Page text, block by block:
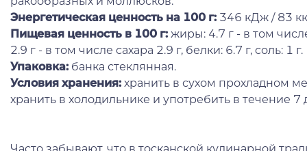
Энергетическая ценность на 100 г: 346 кДж / 83
Пищевая ценность в 100 г: жиры: 4.7 г - в том
2.9 г - в том числе сахара 2.9 г, белки: 6.7 г, соль: 1 г.
Упаковка: банка стеклянная.
Условия хранения: хранить в сухом прохладном
хранить в холодильнике и употребить в течение 7
Часто забывают, что в тосканской кулинарной